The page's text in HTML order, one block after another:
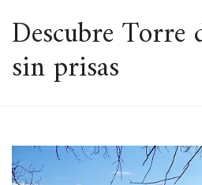
Descubre Torre
sin prisas